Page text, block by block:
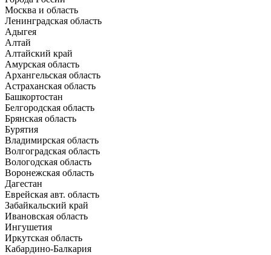
Москва и область
Ленинградская область
Адыгея
Алтай
Алтайский край
Амурская область
Архангельская область
Астраханская область
Башкортостан
Белгородская область
Брянская область
Бурятия
Владимирская область
Волгоградская область
Вологодская область
Воронежская область
Дагестан
Еврейская авт. область
Забайкальский край
Ивановская область
Ингушетия
Иркутская область
Кабардино-Балкария